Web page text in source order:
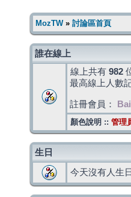
MozTW» 討論區首頁
誰在線上
線上共有 982
最高線上人數
註冊會員：
顏色說明 :: 管理
生日
今天沒有人生日